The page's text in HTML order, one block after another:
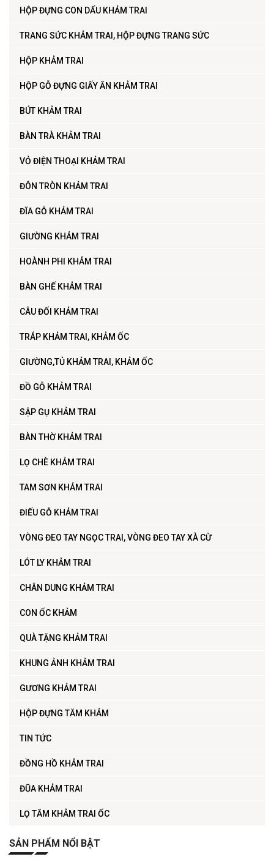
HỘP ĐỰNG CON DẤU KHẢM TRAI
TRANG SỨC KHẢM TRAI, HỘP ĐỰNG TRANG SỨC
HỘP KHẢM TRAI
HỘP GỖ ĐỰNG GIẤY ĂN KHẢM TRAI
BÚT KHẢM TRAI
BÀN TRÀ KHẢM TRAI
VỎ ĐIỆN THOẠI KHẢM TRAI
ĐÔN TRÒN KHẢM TRAI
ĐĨA GỖ KHẢM TRAI
GIƯỜNG KHẢM TRAI
HOÀNH PHI KHẢM TRAI
BÀN GHẾ KHẢM TRAI
CÂU ĐỐI KHẢM TRAI
TRÁP KHẢM TRAI, KHẢM ỐC
GIƯỜNG,TỦ KHẢM TRAI, KHẢM ỐC
ĐỒ GỖ KHẢM TRAI
SẬP GỤ KHẢM TRAI
BÀN THỜ KHẢM TRAI
LỌ CHÈ KHẢM TRAI
TAM SƠN KHẢM TRAI
ĐIẾU GỖ KHẢM TRAI
VÒNG ĐEO TAY NGỌC TRAI, VÒNG ĐEO TAY XÀ CỪ
LÓT LY KHẢM TRAI
CHÂN DUNG KHẢM TRAI
CON ỐC KHẢM
QUÀ TẶNG KHẢM TRAI
KHUNG ẢNH KHẢM TRAI
GƯƠNG KHẢM TRAI
HỘP ĐỰNG TĂM KHẢM
TIN TỨC
ĐỒNG HỒ KHẢM TRAI
ĐŨA KHẢM TRAI
LỌ TĂM KHẢM TRAI ỐC
SẢN PHẨM NỔI BẬT